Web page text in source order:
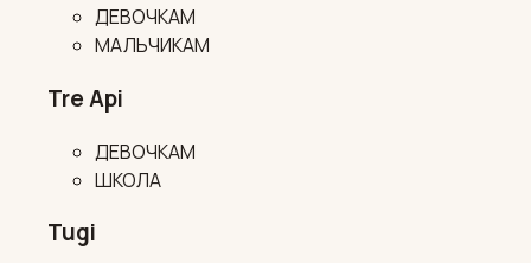
ДЕВОЧКАМ
МАЛЬЧИКАМ
Tre Api
ДЕВОЧКАМ
ШКОЛА
Tugi